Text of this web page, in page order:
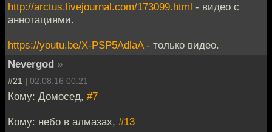
http://arctus.livejournal.com/173099.html - видео с
аннотациями.
https://youtu.be/X-PSP5AdlaA- только видео.
Nevergod »
#21 | 02.08.16 00:21
Кому: Домосед, #7
Кому: небо в алмазах, #13